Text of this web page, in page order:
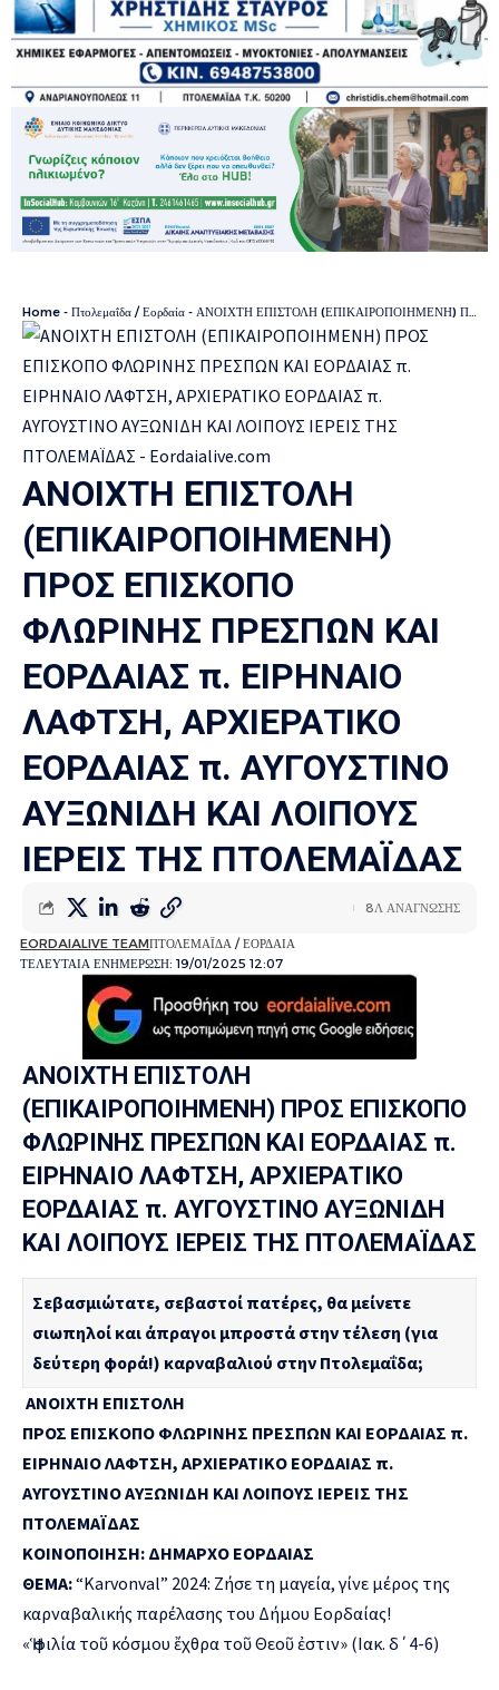
Home - Πτολεμαΐδα / Εορδαία - ΑΝΟΙΧΤΗ ΕΠΙΣΤΟΛΗ (ΕΠΙΚΑΙΡΟΠΟΙΗΜΕΝΗ) ΠΡΟΣ ΕΠΙΣΚΟΠΟ ΦΛΩΡΙΝΗΣ ΠΡΕΣΠΩΝ ΚΑΙ ΕΟΡΔΑΙΑΣ π. ΕΙΡΗΝΑΙΟ ΛΑΦΤΣΗ, ΑΡΧΙΕΡΑΤΙΚΟ ΕΟΡΔΑΙΑΣ π. ΑΥΓΟΥΣΤΙΝΟ ΑΥΞΩΝΙΔΗ ΚΑΙ ΛΟΙΠΟΥΣ ΙΕΡΕΙΣ ΤΗΣ ΠΤΟΛΕΜΑΪΔΑΣ
ΑΝΟΙΧΤΗ ΕΠΙΣΤΟΛΗ
(ΕΠΙΚΑΙΡΟΠΟΙΗΜΕΝΗ)
ΠΡΟΣ ΕΠΙΣΚΟΠΟ
ΦΛΩΡΙΝΗΣ ΠΡΕΣΠΩΝ ΚΑΙ
ΕΟΡΔΑΙΑΣ π. ΕΙΡΗΝΑΙΟ
ΛΑΦΤΣΗ, ΑΡΧΙΕΡΑΤΙΚΟ
ΕΟΡΔΑΙΑΣ π. ΑΥΓΟΥΣΤΙΝΟ
ΑΥΞΩΝΙΔΗ ΚΑΙ ΛΟΙΠΟΥΣ
ΙΕΡΕΙΣ ΤΗΣ ΠΤΟΛΕΜΑΪΔΑΣ
ΤΕΛΕΥΤΑΙΑ ΕΝΗΜΕΡΩΣΗ: 19/01/2025 12:07
EORDAIALIVE TEAMΠΤΟΛΕΜΑΪΔΑ / ΕΟΡΔΑΙΑ
8Λ ΑΝΑΓΝΩΣΗΣ
ΑΝΟΙΧΤΗ ΕΠΙΣΤΟΛΗ
(ΕΠΙΚΑΙΡΟΠΟΙΗΜΕΝΗ) ΠΡΟΣ ΕΠΙΣΚΟΠΟ
ΦΛΩΡΙΝΗΣ ΠΡΕΣΠΩΝ ΚΑΙ ΕΟΡΔΑΙΑΣ π.
ΕΙΡΗΝΑΙΟ ΛΑΦΤΣΗ, ΑΡΧΙΕΡΑΤΙΚΟ
ΕΟΡΔΑΙΑΣ π. ΑΥΓΟΥΣΤΙΝΟ ΑΥΞΩΝΙΔΗ
ΚΑΙ ΛΟΙΠΟΥΣ ΙΕΡΕΙΣ ΤΗΣ ΠΤΟΛΕΜΑΪΔΑΣ
Σεβασμιώτατε, σεβαστοί πατέρες, θα μείνετε
σιωπηλοί και άπραγοι μπροστά στην τέλεση (για
δεύτερη φορά!) καρναβαλιού στην Πτολεμαΐδα;
ΑΝΟΙΧΤΗ ΕΠΙΣΤΟΛΗ
ΠΡΟΣ ΕΠΙΣΚΟΠΟ ΦΛΩΡΙΝΗΣ ΠΡΕΣΠΩΝ ΚΑΙ ΕΟΡΔΑΙΑΣ π.
ΕΙΡΗΝΑΙΟ ΛΑΦΤΣΗ, ΑΡΧΙΕΡΑΤΙΚΟ ΕΟΡΔΑΙΑΣ π.
ΑΥΓΟΥΣΤΙΝΟ ΑΥΞΩΝΙΔΗ ΚΑΙ ΛΟΙΠΟΥΣ ΙΕΡΕΙΣ ΤΗΣ
ΠΤΟΛΕΜΑΪΔΑΣ
ΚΟΙΝΟΠΟΙΗΣΗ: ΔΗΜΑΡΧΟ ΕΟΡΔΑΙΑΣ
ΘΕΜΑ:“Karvonval” 2024: Ζήσε τη μαγεία, γίνε μέρος της
καρναβαλικής παρέλασης του Δήμου Εορδαίας!
«Ἡ φιλία τοῦ κόσμου ἔχθρα τοῦ Θεοῦ ἐστιν» (Ιακ. δ΄4-6)